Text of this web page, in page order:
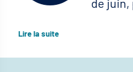
de juin,
Lire la suite